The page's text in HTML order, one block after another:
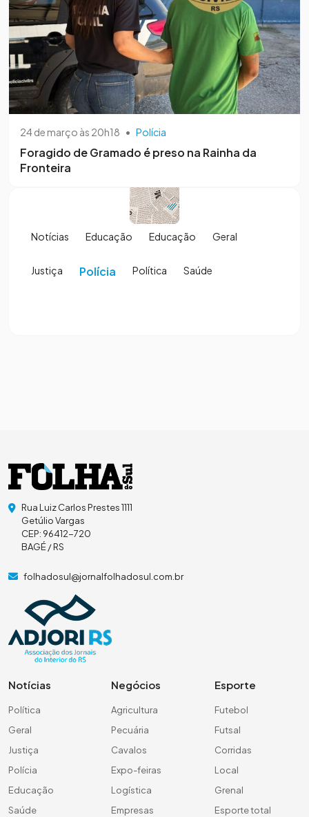
24 de março às 20h18 • Polícia
Foragido de Gramado é preso na Rainha da
Fronteira
Notícias Educação Educação Geral
Justiça Polícia Política Saúde
Rua Luiz Carlos Prestes 1111
Getúlio Vargas
CEP: 96412-720
BAGÉ / RS
folhadosul@jornalfolhadosul.com.br
Notícias
Política
Geral
Justiça
Polícia
Educação
Saúde
Negócios
Agricultura
Pecuária
Cavalos
Expo-feiras
Logística
Empresas
Esporte
Futebol
Futsal
Corridas
Local
Grenal
Esporte total